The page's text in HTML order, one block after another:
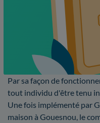
Par sa façon de
tout individu d'être tenu
Une fois implémenté par
maison à Gouesnou, le